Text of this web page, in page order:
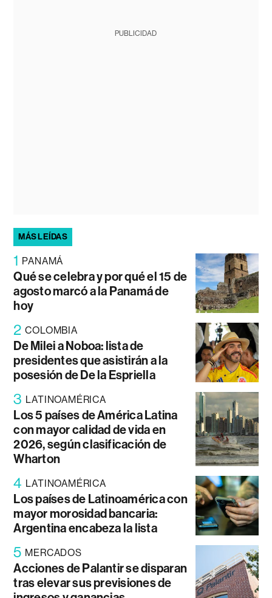
PUBLICIDAD
MÁS LEÍDAS
1 PANAMÁ
Qué se celebra y por qué el 15 de
agosto marcó a la Panamá de
hoy
2 COLOMBIA
De Milei a Noboa: lista de
presidentes que asistirán a la
posesión de De la Espriella
3 LATINOAMÉRICA
Los 5 países de América Latina
con mayor calidad de vida en
2026, según clasificación de
Wharton
4 LATINOAMÉRICA
Los países de Latinoamérica con
mayor morosidad bancaria:
Argentina encabeza la lista
5 MERCADOS
Acciones de Palantir se disparan
tras elevar sus previsiones de